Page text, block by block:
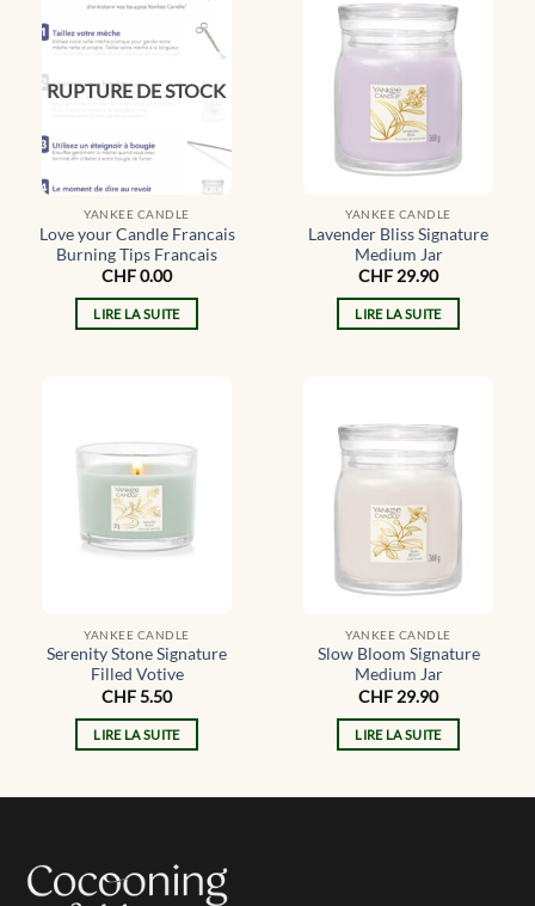
RUPTURE DE STOCK
YANKEE CANDLE
Love your Candle Francais
Burning Tips Francais
CHF0.00
LIRE LA SUITE
YANKEE CANDLE
Lavender Bliss Signature
Medium Jar
CHF 29.90
LIRE LA SUITE
YANKEE CANDLE
Serenity Stone Signature
Filled Votive
CHF5.50
LIRE LA SUITE
YANKEE CANDLE
Slow Bloom Signature
Medium Jar
CHF 29.90
LIRE LA SUITE